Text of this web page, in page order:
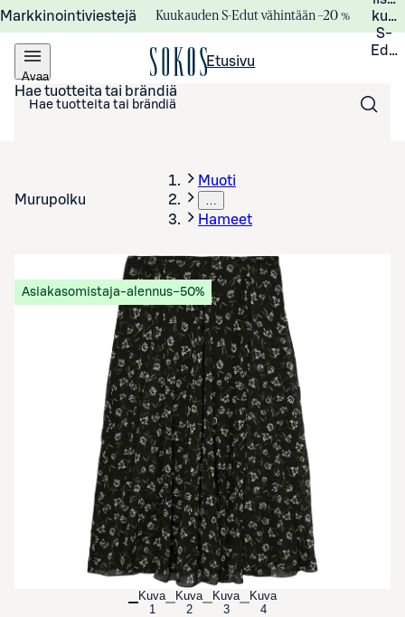
Markkinointiviestejä Kuukauden S-Edut vähintään –20 %
S-
Avaa
valikko
Etusivu
Hae tuotteita tai brändiä
Murupolku
Muoti
…
Hameet
Avaa tuotekuva suurennettuna
Asiakasomistaja-alennus−50%
Kuva
1
Kuva
2
Kuva
3
Kuva
4